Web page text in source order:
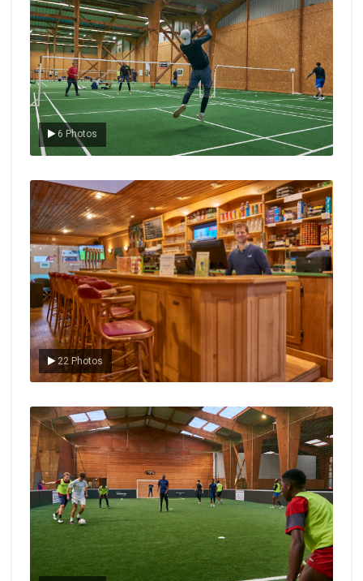
6 Photos
22 Photos
Le Club
Le foot en salle